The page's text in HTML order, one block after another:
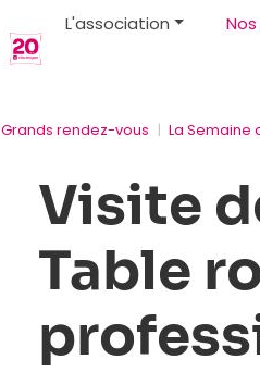
L'association
Grands rendez-vous La Semaine
Visite
Table